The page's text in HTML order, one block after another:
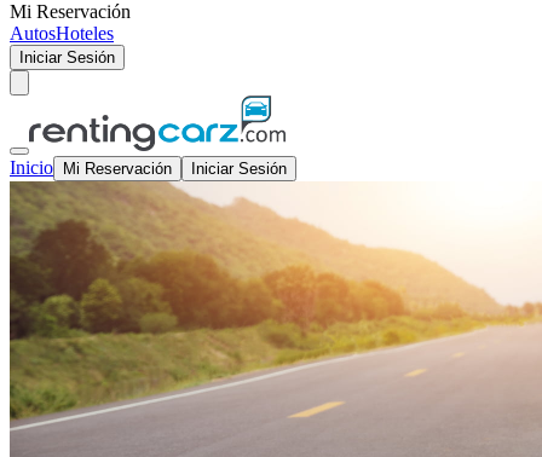
Mi Reservación
AutosHoteles
Iniciar Sesión
Inicio Mi Reservación Iniciar Sesión